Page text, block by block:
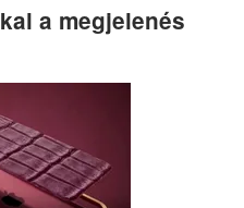
a megjelenés